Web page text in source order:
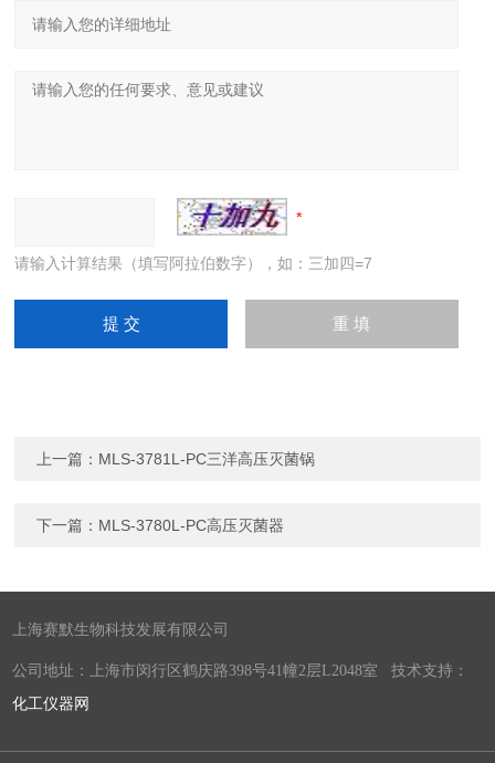
请输入计算结果（填写阿拉伯数字），如：三加四=7
上一篇： MLS-3781L-PC三洋高压灭菌锅
下一篇： MLS-3780L-PC高压灭菌器
上海赛默生物科技发展有限公司
公司地址：上海市闵行区鹤庆路398号41幢2层L2048室 技术支持：
化工仪器网